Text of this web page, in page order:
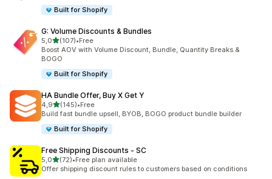
Built for Shopify
G: Volume Discounts & Bundles
5,0av 5 stjerner
(107)
Totalt 107 omtaler
•Free
Boost AOV with Volume Discount, Bundle, Quantity Breaks &
BOGO
Built for Shopify
HA Bundle Offer, Buy X Get Y
4,9av 5 stjerner
(145)
Totalt 145 omtaler
•Free
Build fast bundle upsell, BYOB, BOGO product bundle builder
Built for Shopify
Free Shipping Discounts ‑ SC
5,0av 5 stjerner
(72)
Totalt 72 omtaler
•Free plan available
Offer shipping discount rules to customers based on conditions